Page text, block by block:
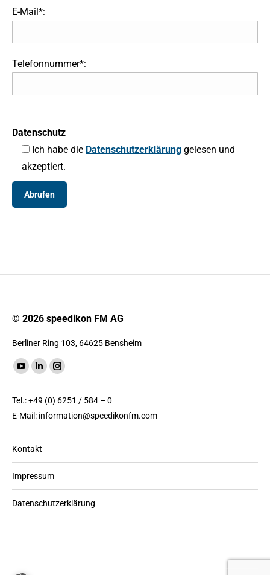
E-Mail*:
Telefonnummer*:
Datenschutz
Ich habe die Datenschutzerklärung gelesen und
akzeptiert.
© 2026 speedikon FM AG
Berliner Ring 103, 64625 Bensheim
Finde uns auf:
YouTube
wird
in
neuen
geöffnet
LinkedIn
wird
in
neuen
Instagram
wird
in
Tel.: +49 (0) 6251 / 584 – 0
E-Mail: information@speedikonfm.com
Kontakt
Impressum
Datenschutzerklärung